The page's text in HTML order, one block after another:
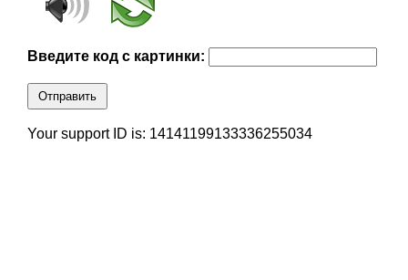
Введите код с картинки:
Отправить
Your support ID is: 14141199133336255034